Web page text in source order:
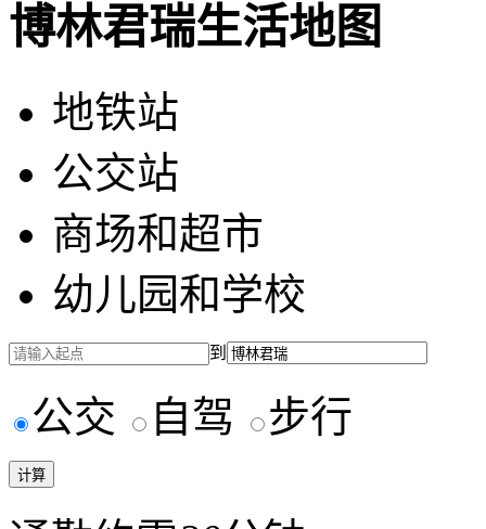
博林君瑞生活地图
地铁站
公交站
商场和超市
幼儿园和学校
到
公交 自驾 步行